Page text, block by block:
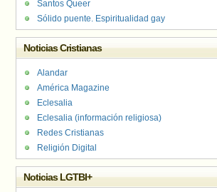
Santos Queer
Sólido puente. Espiritualidad gay
Noticias Cristianas
Alandar
América Magazine
Eclesalia
Eclesalia (información religiosa)
Redes Cristianas
Religión Digital
Noticias LGTBI+